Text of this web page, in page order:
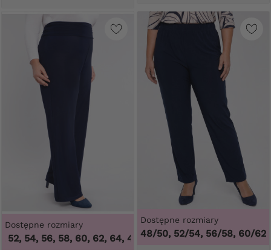
Dostępne rozmiary
54, 56, 58, 60, 62, 64 ,46, 48, 50, 52, 54, 56, 58, 60, 62,
Dostępne rozmiary
48/50, 52/54, 56/58, 60/62